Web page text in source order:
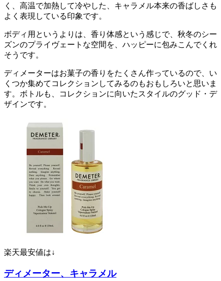
く、高温で加熱して冷やした、キャラメル本来の香ばしさも
よく表現している印象です。
ボディ用というよりは、香り体感という感じで、秋冬のシー
ズンのプライヴェートな空間を、ハッピーに包みこんでくれ
そうです。
ディメーターはお菓子の香りをたくさん作っているので、い
くつか集めてコレクションしてみるのもおもしろいと思いま
す。ボトルも、コレクションに向いたスタイルのグッド・デ
ザインです。
楽天最安値は↓
ディメーター、キャラメル